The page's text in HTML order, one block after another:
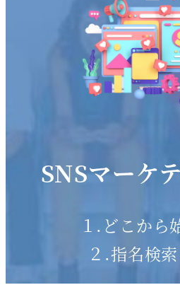
SNSマーケ
１.どこから
２.指名検